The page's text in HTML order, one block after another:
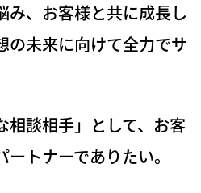
み、お客様と共に成長し
の未来に向けて全力でサ
談相手」として、 お客
トナーでありたい。